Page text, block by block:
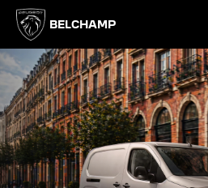
BELCHAMP